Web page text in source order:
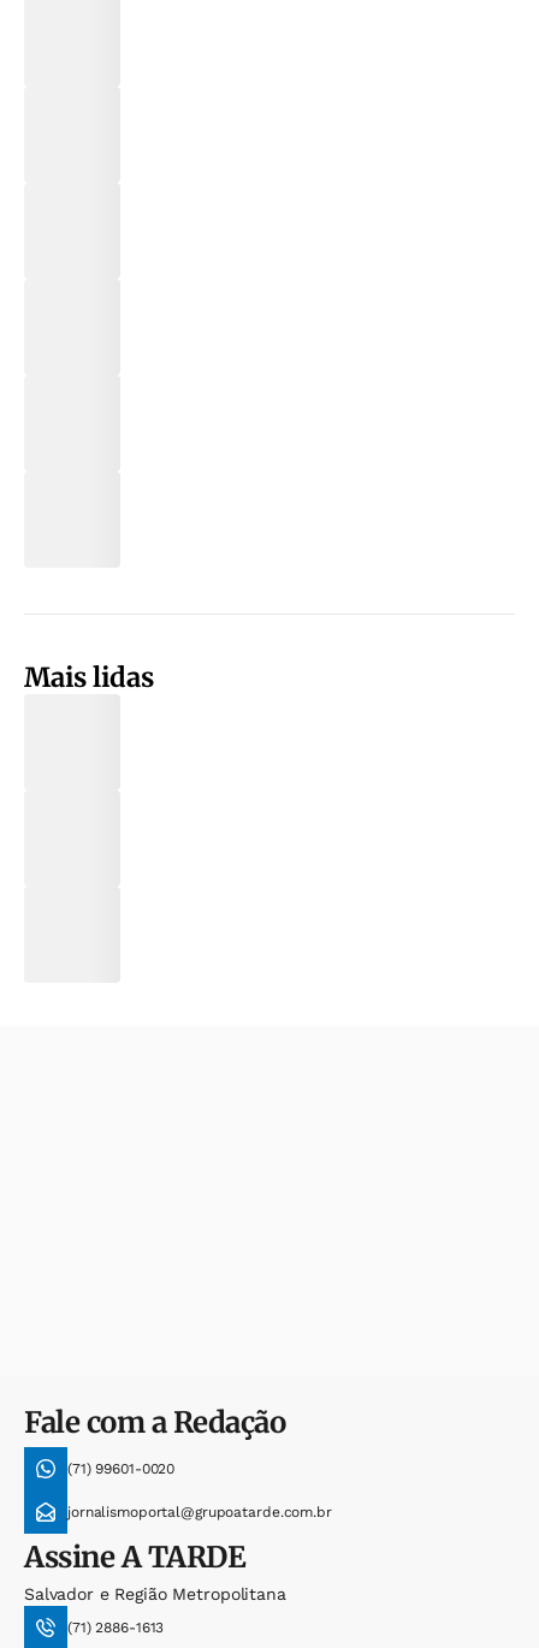
Mais lidas
Fale com a Redação
(71) 99601-0020
jornalismoportal@grupoatarde.com.br
AssineA TARDE
Salvador e Região Metropolitana
(71) 2886-1613